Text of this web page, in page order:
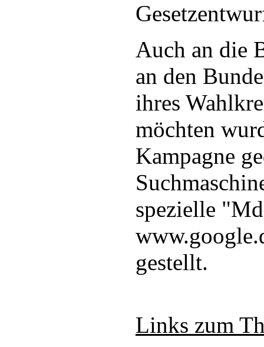
Auch an die
an den
ihres
möchten
Kampagne
spezielle
gestellt.
Links zum